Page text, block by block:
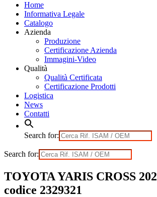
Home
Informativa Legale
Catalogo
Azienda
Produzione
Certificazione Azienda
Immagini-Video
Qualità
Qualità Certificata
Certificazione Prodotti
Logistica
News
Contatti
Search for:
Search for:
TOYOTA YARIS CROSS
codice 2329321